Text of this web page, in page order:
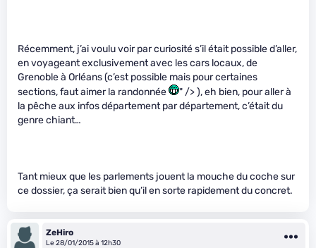
Récemment, j’ai voulu voir par curiosité s’il était possible d’aller,
en voyageant exclusivement avec les cars locaux, de
Grenoble à Orléans (c’est possible mais pour certaines
sections, faut aimer la randonnée
" /> ), eh bien, pour aller à
la pêche aux infos département par département, c’était du
genre chiant…
Tant mieux que les parlements jouent la mouche du coche sur
ce dossier, ça serait bien qu’il en sorte rapidement du concret.
ZeHiro
Le 28/01/2015 à 12h30